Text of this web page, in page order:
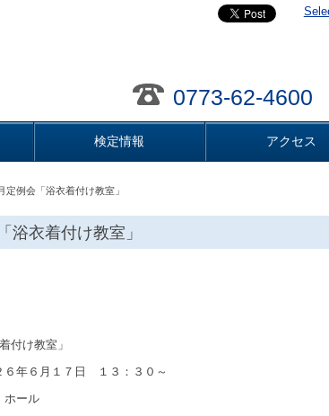
0773-62-4600
検定情報 アクセス
定例会「浴衣着付け教室」
浴衣着付け教室」
付け教室」
６月１７日 １３：３０～
ール